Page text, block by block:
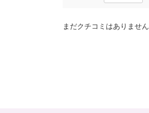
まだクチコミはありません